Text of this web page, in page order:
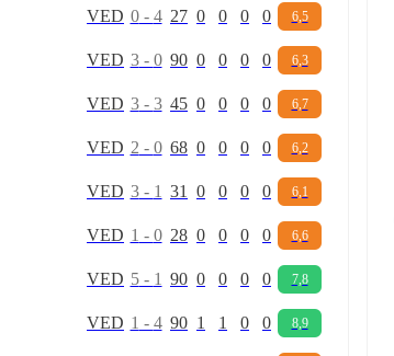
VED 0- 4 27 0 0 0 0 6,5
VED 3- 0 90 0 0 0 0 6,3
VED 3- 3 45 0 0 0 0 6,7
VED 2 - 0 68 0 0 0 0 6,2
VED 3- 1 31 0 0 0 0 6,1
VED 1 - 0 28 0 0 0 0 6,6
VED 5- 1 90 0 0 0 0 7,8
VED 1 - 4 90 1 1 0 0 8,9